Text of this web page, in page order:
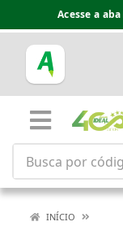
Acesse a
INÍCIO